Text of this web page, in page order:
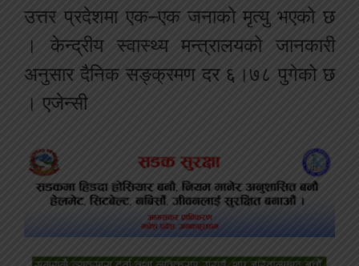
उत्तर प्रदेशमा एक–एक जनाको मृत्यु भएको छ
। केन्द्रीय स्वास्थ्य मन्त्रालयको जानकारी
अनुसार दैनिक सङ्क्रमण दर ६।७८ पुगेको छ
। एजेन्सी